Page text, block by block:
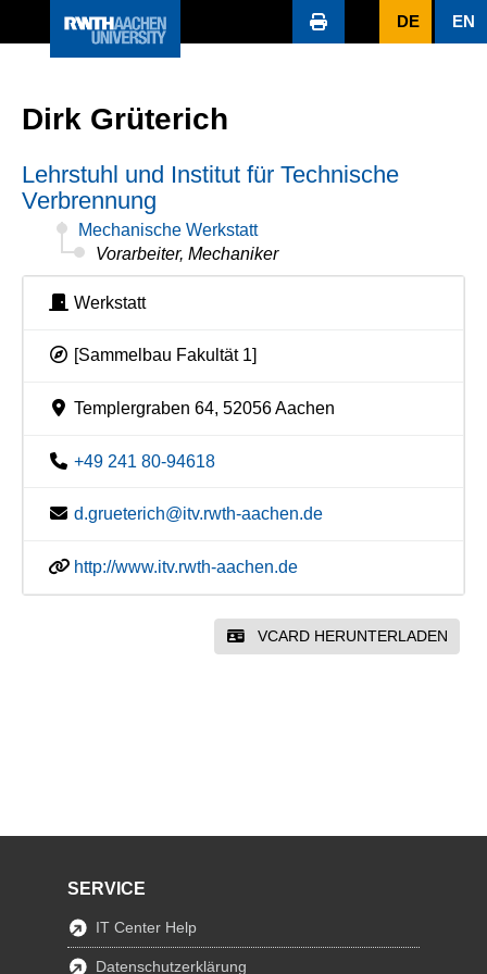
DE EN
Dirk Grüterich
Lehrstuhl und Institut für Technische
Verbrennung
Mechanische Werkstatt
Vorarbeiter, Mechaniker
Werkstatt
[Sammelbau Fakultät 1]
Templergraben 64, 52056 Aachen
+49 241 80-94618
d.grueterich@itv.rwth-aachen.de
http://www.itv.rwth-aachen.de
VCARD HERUNTERLADEN
SERVICE
IT Center Help
Datenschutzerklärung